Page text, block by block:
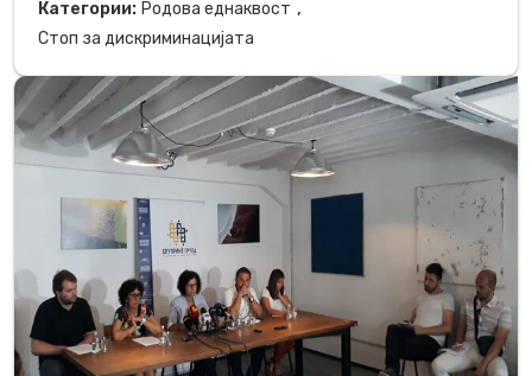
Категории: Родова еднаквост ,
Стоп за дискриминацијата